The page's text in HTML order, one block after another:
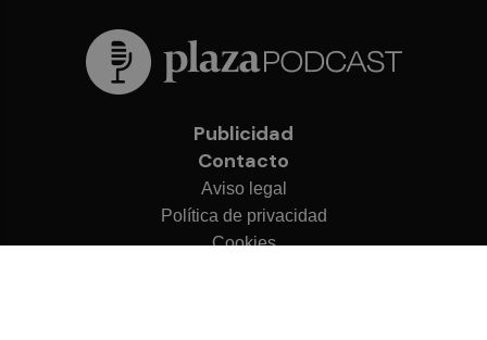
Publicidad
Contacto
Aviso legal
Política de privacidad
Cookies